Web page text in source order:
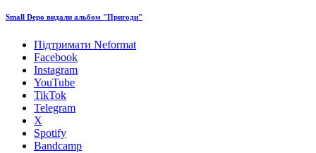
Small Depo видали альбом "Пригоди"
Підтримати Neformat
Facebook
Instagram
YouTube
TikTok
Telegram
X
Spotify
Bandcamp